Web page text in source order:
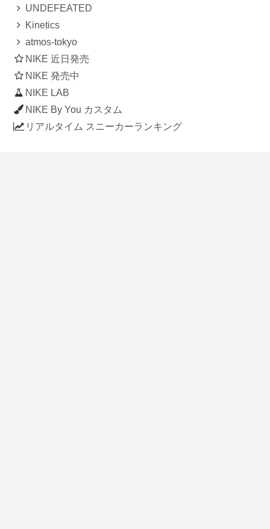
UNDEFEATED
Kinetics
atmos-tokyo
NIKE 近日発売
NIKE 発売中
NIKE LAB
NIKE By You カスタム
リアルタイム スニーカーランキング